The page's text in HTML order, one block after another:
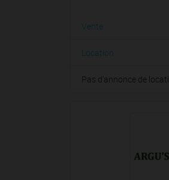
Vente
Location
Pas d'annonce de